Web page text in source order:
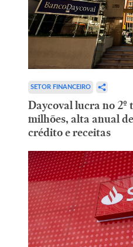
SETOR FINANCEIRO
Daycoval lucra no 2º
milhões, alta anual
crédito e receitas